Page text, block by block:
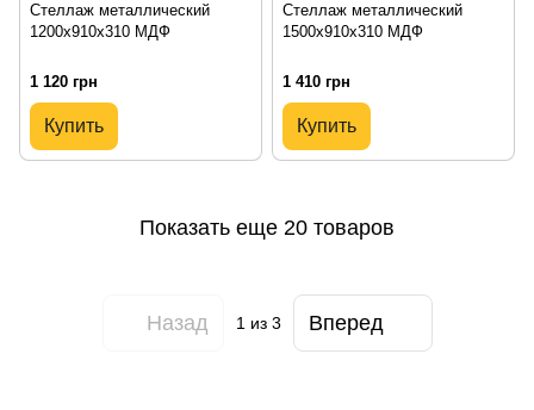
Стеллаж металлический
1200х910х310 МДФ
1 120 грн
Купить
Стеллаж металлический
1500х910х310 МДФ
1 410 грн
Купить
Показать еще 20 товаров
Назад 1 из 3 Вперед